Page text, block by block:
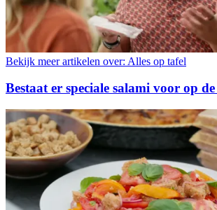
Bekijk meer artikelen over: Alles op tafel
Bestaat er speciale salami voor op